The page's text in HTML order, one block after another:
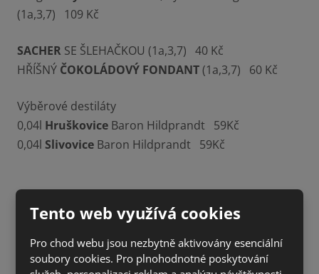
(1a,3,7) 109 Kč
SACHER SE ŠLEHAČKOU (1a,3,7) 40 Kč
HŘÍŠNÝ ČOKOLÁDOVÝ FONDANT(1a,3,7) 60 Kč
Výběrové destiláty
0,04l Hruškovice Baron Hildprandt 59Kč
0,04l Slivovice Baron Hildprandt 59Kč
Tento web využívá cookies
Pro chod webu jsou nezbytně aktivovány esenciální
soubory cookies. Pro plnohodnotné poskytování